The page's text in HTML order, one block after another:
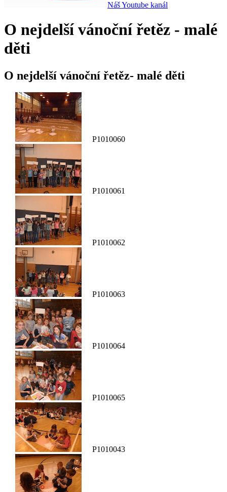
Náš Youtube kanál
O nejdelší vánoční řetěz - malé
děti
O nejdelší vánoční řetěz- malé děti
P1010060
P1010061
P1010062
P1010063
P1010064
P1010065
P1010043